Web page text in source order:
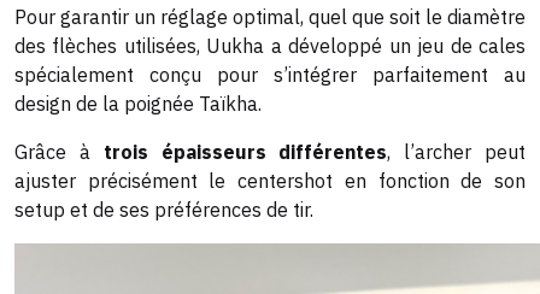
Pour garantir un réglage optimal, quel que soit le diamètre
des flèches utilisées, Uukha a développé un jeu de cales
spécialement conçu pour s’intégrer parfaitement au
design de la poignée Taïkha.
Grâce à trois épaisseurs différentes, l’archer peut
ajuster précisément le centershot en fonction de son
setup et de ses préférences de tir.